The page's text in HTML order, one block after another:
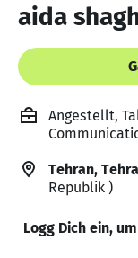
aida
Angestellt,
Tehran,
Republik )
Logg Dich ein,